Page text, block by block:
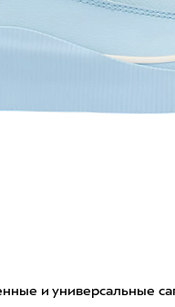
и универсальные